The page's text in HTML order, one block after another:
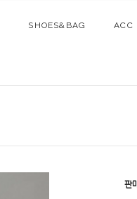
SHOES&BAG ACC
판